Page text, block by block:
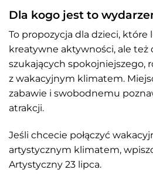
Dla kogo jest to
To propozycja dla dzieci, które
kreatywne aktywności, ale też
szukających spokojniejszego,
z wakacyjnym klimatem.
zabawie i swobodnemu
atrakcji.
Jeśli chcecie połączyć
artystycznym klimatem,
Artystyczny 23 lipca.